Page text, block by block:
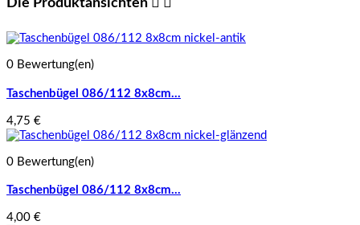
Die Produktansichten  
0 Bewertung(en)
Taschenbügel 086/112 8x8cm...
4,75 €
0 Bewertung(en)
Taschenbügel 086/112 8x8cm...
4,00 €